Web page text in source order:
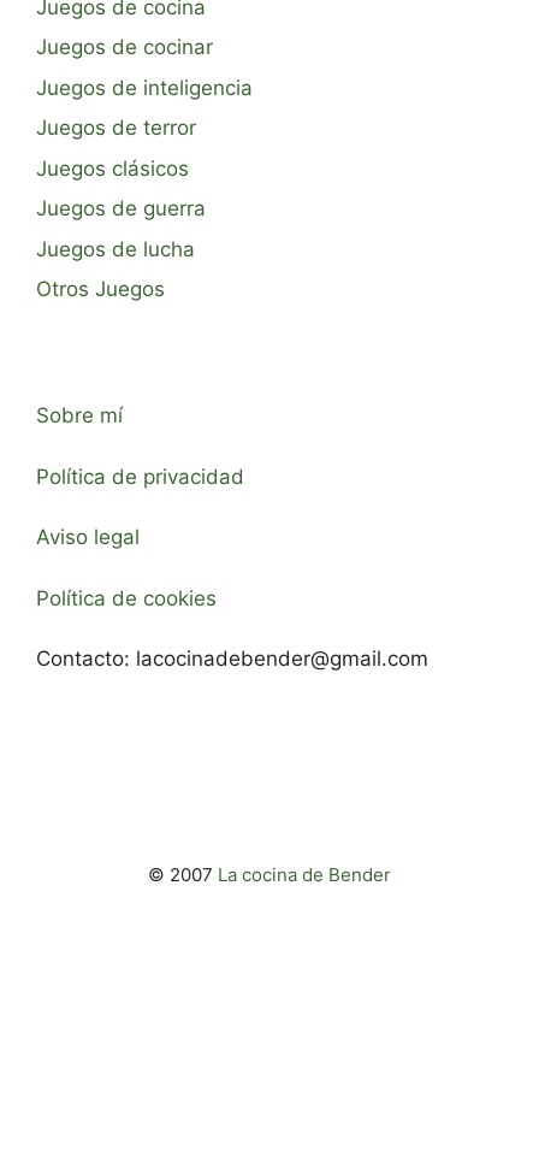
Juegos de cocina
Juegos de cocinar
Juegos de inteligencia
Juegos de terror
Juegos clásicos
Juegos de guerra
Juegos de lucha
Otros Juegos
Sobre mí
Política de privacidad
Aviso legal
Política de cookies
Contacto: lacocinadebender@gmail.com
© 2007 La cocina de Bender